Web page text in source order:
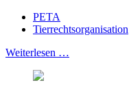
PETA
Tierrechtsorganisation
Weiterlesen …